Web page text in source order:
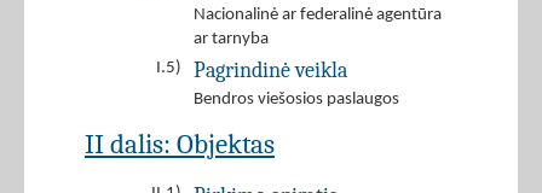
Nacionalinė ar federalinė agentūra
ar tarnyba
I.5)
Pagrindinė veikla
Bendros viešosios paslaugos
II dalis: Objektas